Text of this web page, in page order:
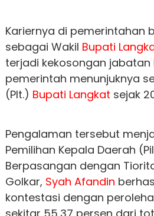
Kariernya di pemerintahan
sebagai Wakil Bupati
terjadi kekosongan jabatan
pemerintah menunjuknya
(Plt.) Bupati Langkat sejak
Pengalaman tersebut
Pemilihan Kepala Daerah
Berpasangan dengan
Golkar, Syah Afandin
kontestasi dengan